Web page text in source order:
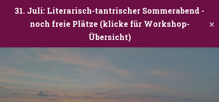
31. Juli: Literarisch-tantrischer Sommerabend -
noch freie Plätze (klicke für Workshop-
Übersicht)
×